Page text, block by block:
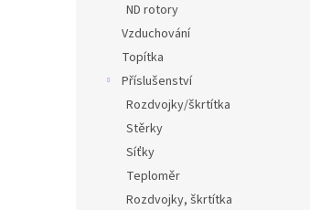
ND rotory
Vzduchování
Topítka
Příslušenství
Rozdvojky/škrtítka
Stěrky
Síťky
Teploměr
Rozdvojky, škrtítka